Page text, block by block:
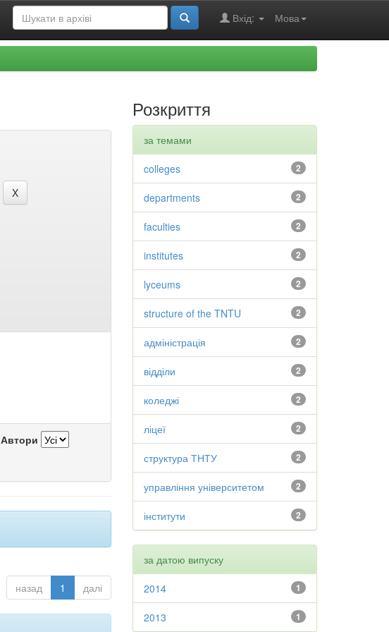
Мова
Вхід:
Автори
назад 1 далі
Розкриття
за темами
2
colleges
2
departments
2
faculties
2
institutes
2
lyceums
2
structure of the TNTU
2
адміністрація
2
відділи
2
коледжі
2
ліцеї
2
структура ТНТУ
2
управління університетом
2
інститути
за датою випуску
1
2014
1
2013